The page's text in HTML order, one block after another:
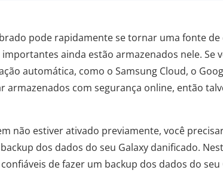
pode rapidamente se tornar uma fonte
ainda estão armazenados nele. Se
automática, como o Samsung Cloud, o
armazenados com segurança online, então
não estiver ativado previamente, você
dos dados do seu Galaxy danificado.
​​de fazer um backup dos dados do seu